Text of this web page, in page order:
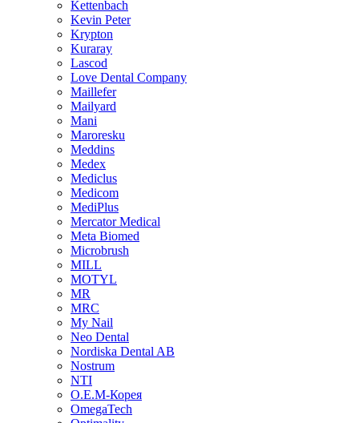
Kettenbach
Kevin Peter
Krypton
Kuraray
Lascod
Love Dental Company
Maillefer
Mailyard
Mani
Maroresku
Meddins
Medex
Mediclus
Medicom
MediPlus
Mercator Medical
Meta Biomed
Microbrush
MILL
MOTYL
MR
MRC
My Nail
Neo Dental
Nordiska Dental AB
Nostrum
NTI
O.E.M-Корея
OmegaTech